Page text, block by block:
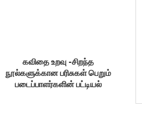
கவிதை உறவு -சிறந்த
நூல்களுக்கான பரிசுகள் பெறும்
படைப்பாளர்களின் பட்டியல்